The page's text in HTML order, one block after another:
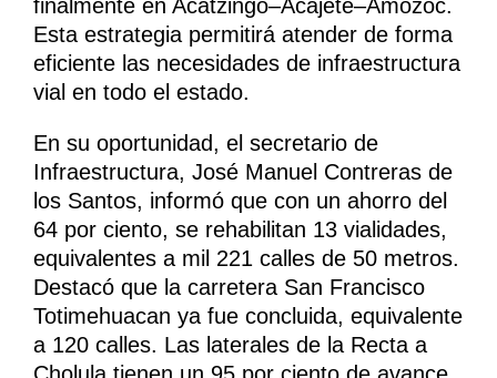
finalmente en Acatzingo–Acajete–Amozoc.
Esta estrategia permitirá atender de forma
eficiente las necesidades de infraestructura
vial en todo el estado.
En su oportunidad, el secretario de
Infraestructura, José Manuel Contreras de
los Santos, informó que con un ahorro del
64 por ciento, se rehabilitan 13 vialidades,
equivalentes a mil 221 calles de 50 metros.
Destacó que la carretera San Francisco
Totimehuacan ya fue concluida, equivalente
a 120 calles. Las laterales de la Recta a